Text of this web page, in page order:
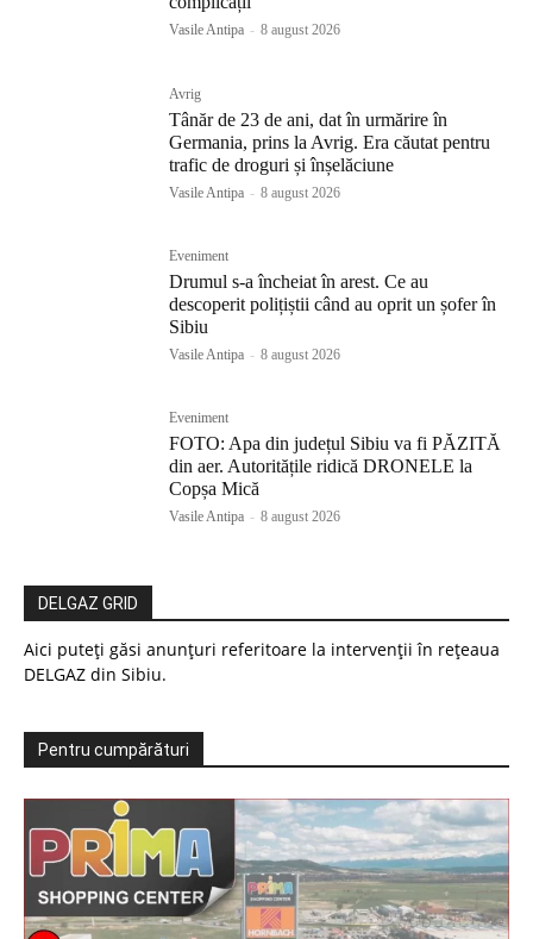
Vasile Antipa - 8 august 2026
Avrig
Tânăr de 23 de ani, dat în urmărire în
Germania, prins la Avrig. Era căutat pentru
trafic de droguri și înșelăciune
Vasile Antipa - 8 august 2026
Eveniment
Drumul s-a încheiat în arest. Ce au
descoperit polițiștii când au oprit un șofer în
Sibiu
Vasile Antipa - 8 august 2026
Eveniment
FOTO: Apa din județul Sibiu va fi PĂZITĂ
din aer. Autoritățile ridică DRONELE la
Copșa Mică
Vasile Antipa - 8 august 2026
DELGAZ GRID
Aici puteți găsi anunțuri referitoare la intervenții în rețeaua
DELGAZ din Sibiu.
Pentru cumpărături